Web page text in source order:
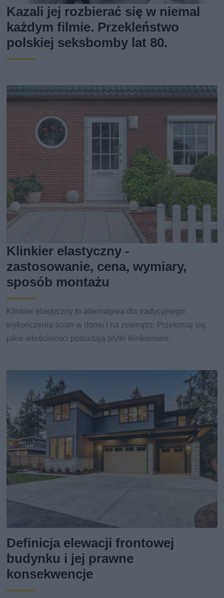
Kazali jej rozbierać się w niemal
każdym filmie. Przekleństwo
polskiej seksbomby lat 80.
Klinkier elastyczny -
zastosowanie, cena, wymiary,
sposób montażu
Klinkier elastyczny to alternatywa dla tradycyjnego
wykończenia ścian w domu i na zewnątrz. Przekonaj się,
jakie właściwości posiadają płytki klinkierowe.
Definicja elewacji frontowej
budynku i jej prawne
konsekwencje